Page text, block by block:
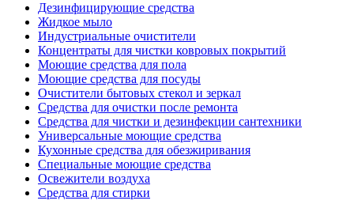
Дезинфицирующие средства
Жидкое мыло
Индустриальные очистители
Концентраты для чистки ковровых покрытий
Моющие средства для пола
Моющие средства для посуды
Очистители бытовых стекол и зеркал
Средства для очистки после ремонта
Средства для чистки и дезинфекции сантехники
Универсальные моющие средства
Кухонные средства для обезжиривания
Специальные моющие средства
Освежители воздуха
Средства для стирки